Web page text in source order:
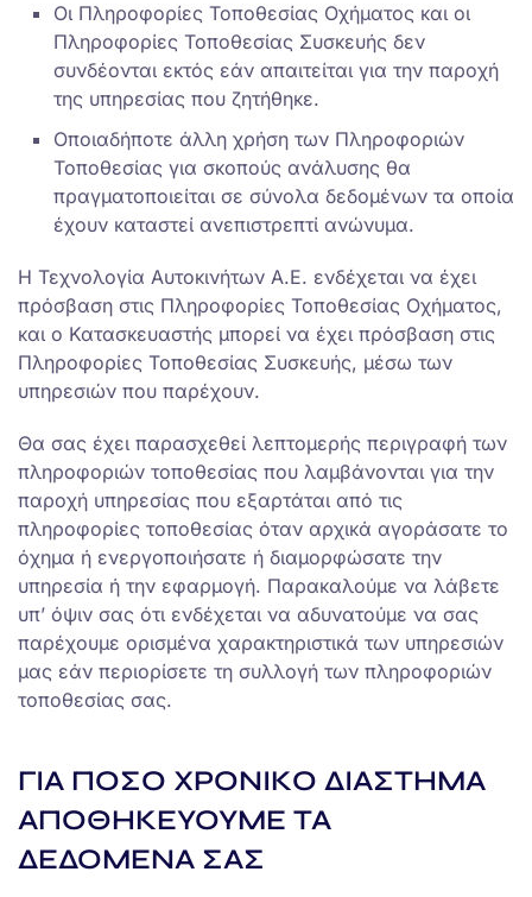
Οι Πληροφορίες Τοποθεσίας Οχήματος και οι
Πληροφορίες Τοποθεσίας Συσκευής δεν
συνδέονται εκτός εάν απαιτείται για την παροχή
της υπηρεσίας που ζητήθηκε.
Οποιαδήποτε άλλη χρήση των Πληροφοριών
Τοποθεσίας για σκοπούς ανάλυσης θα
πραγματοποιείται σε σύνολα δεδομένων τα οποία
έχουν καταστεί ανεπιστρεπτί ανώνυμα.
Η Τεχνολογία Αυτοκινήτων Α.Ε. ενδέχεται να έχει
πρόσβαση στις Πληροφορίες Τοποθεσίας Οχήματος,
και ο Κατασκευαστής μπορεί να έχει πρόσβαση στις
Πληροφορίες Τοποθεσίας Συσκευής, μέσω των
υπηρεσιών που παρέχουν.
Θα σας έχει παρασχεθεί λεπτομερής περιγραφή των
πληροφοριών τοποθεσίας που λαμβάνονται για την
παροχή υπηρεσίας που εξαρτάται από τις
πληροφορίες τοποθεσίας όταν αρχικά αγοράσατε το
όχημα ή ενεργοποιήσατε ή διαμορφώσατε την
υπηρεσία ή την εφαρμογή. Παρακαλούμε να λάβετε
υπ’ όψιν σας ότι ενδέχεται να αδυνατούμε να σας
παρέχουμε ορισμένα χαρακτηριστικά των υπηρεσιών
μας εάν περιορίσετε τη συλλογή των πληροφοριών
τοποθεσίας σας.
ΓΙΑ ΠΟΣΟ ΧΡΟΝΙΚΟ ΔΙΑΣΤΗΜΑ
ΑΠΟΘΗΚΕΥΟΥΜΕ ΤΑ
ΔΕΔΟΜΕΝΑ ΣΑΣ